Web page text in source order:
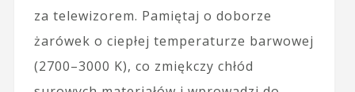
za telewizorem. Pamiętaj o doborze
żarówek o ciepłej temperaturze barwowej
(2700–3000 K), co zmiękczy chłód